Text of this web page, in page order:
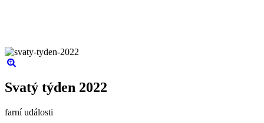
Svatý týden 2022
farní události